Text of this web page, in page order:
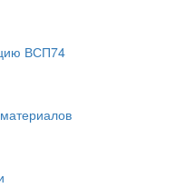
ВСП74